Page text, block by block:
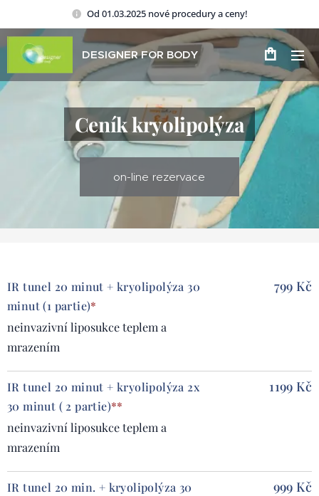
Od 01.03.2025 nové procedury a ceny!
DESIGNER FOR BODY
Ceník kryolipolýza
on-line rezervace
IR tunel 20 minut + kryolipolýza 30
minut (1 partie)*
neinvazivní liposukce teplem a
mrazením
799 Kč
IR tunel 20 minut + kryolipolýza 2x
30 minut ( 2 partie)**
neinvazivní liposukce teplem a
mrazením
1199 Kč
IR tunel 20 min. + kryolipolýza 30
999 Kč